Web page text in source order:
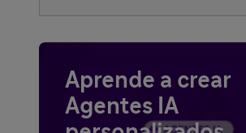
Aprende a crear
Agentes IA